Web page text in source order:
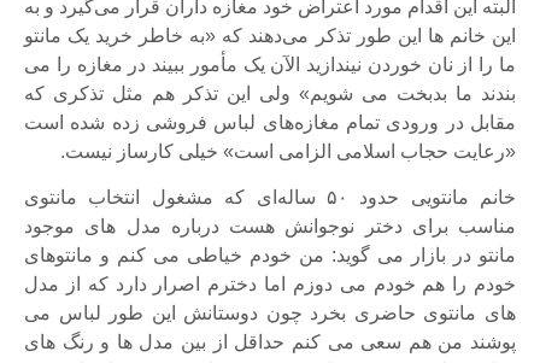
البته این اقدام مورد اعتراض خود مغازه داران قرار می‌گیرد و به
این خانم ها این طور تذکر می‌دهند که «به خاطر خرید یک مانتو
ما را از نان خوردن نیندازید الآن یک مأمور ببیند در مغازه را می
بندند ما بدبخت می شویم» ولی این تذکر هم مثل تذکری که
مقابل در ورودی تمام مغازه‌های لباس فروشی زده شده است
«رعایت حجاب اسلامی الزامی است» خیلی کارساز نیست.
خانم مانتویی حدود ۵۰ ساله‌ای که مشغول انتخاب مانتوی
مناسب برای دختر نوجوانش هست درباره مدل های موجود
مانتو در بازار می گوید: من خودم خیاطی می کنم و مانتوهای
خودم را هم خودم می دوزم اما دخترم اصرار دارد که از مدل
های مانتوی حاضری بخرد چون دوستانش این طور لباس می
پوشند من هم سعی می کنم حداقل از بین مدل ها و رنگ های